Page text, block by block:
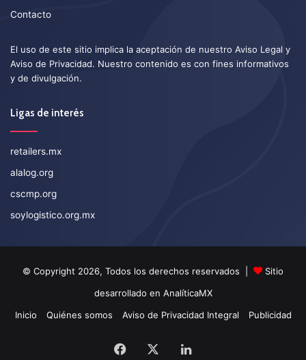
Contacto
El uso de este sitio implica la aceptación de nuestro Aviso Legal y
Aviso de Privacidad. Nuestro contenido es con fines informativos
y de divulgación.
Ligas de interés
retailers.mx
alalog.org
cscmp.org
soylogistico.org.mx
© Copyright 2026, Todos los derechos reservados |
Sitio
desarrollado en AnalíticaMX
Inicio
Quiénes somos Aviso de Privacidad Integral Publicidad
Facebook LinkedIn